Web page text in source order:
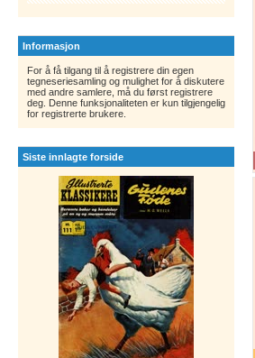
Informasjon
For å få tilgang til å registrere din egen
tegneseriesamling og mulighet for å diskutere
med andre samlere, må du først registrere
deg. Denne funksjonaliteten er kun tilgjengelig
for registrerte brukere.
Siste innlagte forside